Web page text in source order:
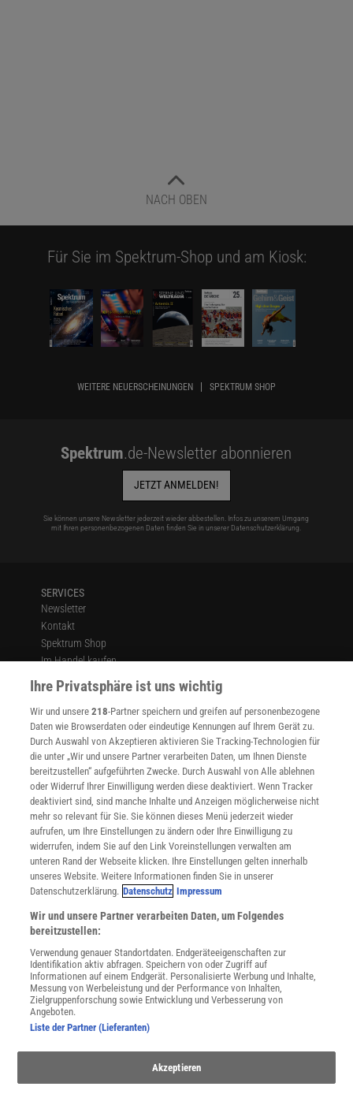
NACH OBEN
Für Sie im Spektrum-Shop und am Kiosk:
WEITERE NEUERSCHEINUNGEN SPEKTRUM SHOP
Spektrum.de-Newsletter abonnieren
JETZT ANMELDEN!
Sie können unsere Newsletter jederzeit wieder abbestellen. Infos zu unserem Umgang
mit Ihren personenbezogenen Daten finden Sie in unserer Datenschutzerklärung.
SERVICES
Newsletter
Kontakt
Spektrum Shop
Im Handel kaufen
Presse
Verträge kündigen
Widerruf
INFO
Mediadaten
Datenschutz
Nutzungsbedingungen
Cookie-Einstellungen
Utiq verwalten
Nutzungsbasierte Onlinewerbung
Alle Artikel
Impressum
Angebote für Schulen
Angebote für Institutionen
Sprachen lernen mit Gymglish
Lexika
Für Spektrum schreiben
Zugänglichkeitserklärung
WEBSEITEN
KielSCN
Wissenschaft in die Schulen
SciLogs
Ihre Privatsphäre ist uns wichtig
Wir und unsere218-Partner speichern und greifen auf personenbezogene
Daten wie Browserdaten oder eindeutige Kennungen auf Ihrem Gerät zu.
Durch Auswahl von Akzeptieren aktivieren Sie Tracking-Technologien für
die unter „Wir und unsere Partner verarbeiten Daten, um Ihnen Dienste
bereitzustellen“ aufgeführten Zwecke. Durch Auswahl von Alle ablehnen
oder Widerruf Ihrer Einwilligung werden diese deaktiviert. Wenn Tracker
deaktiviert sind, sind manche Inhalte und Anzeigen möglicherweise nicht
mehr so relevant für Sie. Sie können dieses Menü jederzeit wieder
aufrufen, um Ihre Einstellungen zu ändern oder Ihre Einwilligung zu
widerrufen, indem Sie auf den Link Voreinstellungen verwalten am
unteren Rand der Webseite klicken. Ihre Einstellungen gelten innerhalb
unseres Website. Weitere Informationen finden Sie in unserer
Datenschutzerklärung. Datenschutz Impressum
Wir und unsere Partner verarbeiten Daten, um Folgendes
bereitzustellen:
Verwendung genauer Standortdaten. Endgeräteeigenschaften zur
Identifikation aktiv abfragen. Speichern von oder Zugriff auf
Informationen auf einem Endgerät. Personalisierte Werbung und Inhalte,
Messung von Werbeleistung und der Performance von Inhalten,
Zielgruppenforschung sowie Entwicklung und Verbesserung von
Angeboten.
Liste der Partner (Lieferanten)
Akzeptieren